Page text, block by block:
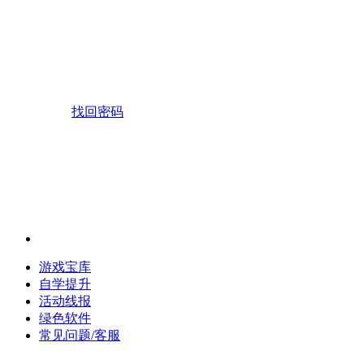
找回密码
游戏宝库
自学提升
活动线报
绿色软件
常见问题/客服